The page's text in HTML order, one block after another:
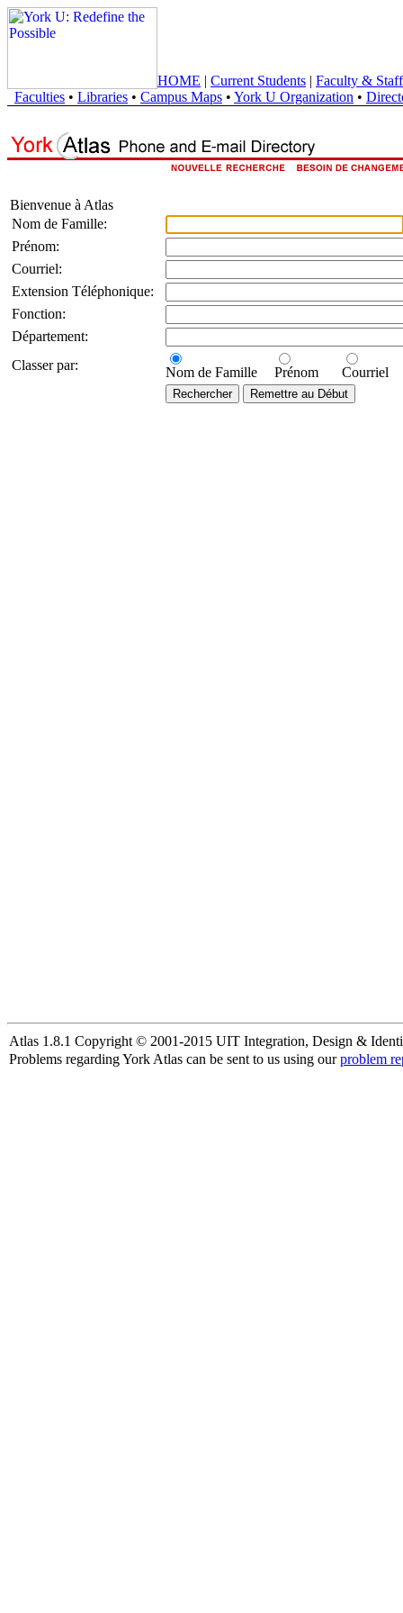
HOME | Current Students | Faculty & Staff
Faculties • Libraries • Campus Maps • York U Organization •
Bienvenue à Atlas
Nom de Famille:
Prénom:
Courriel:
Extension Téléphonique:
Fonction:
Département:
Classer par:
Nom de Famille Prénom Courriel
Atlas 1.8.1 Copyright © 2001-2015 UIT Integration, Design &
Problems regarding York Atlas can be sent to us using ourproblem